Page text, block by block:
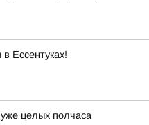
Ессентуках!
целых полчаса